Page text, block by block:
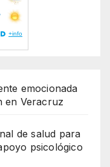
emocionada
en Veracruz
de salud para
psicológico